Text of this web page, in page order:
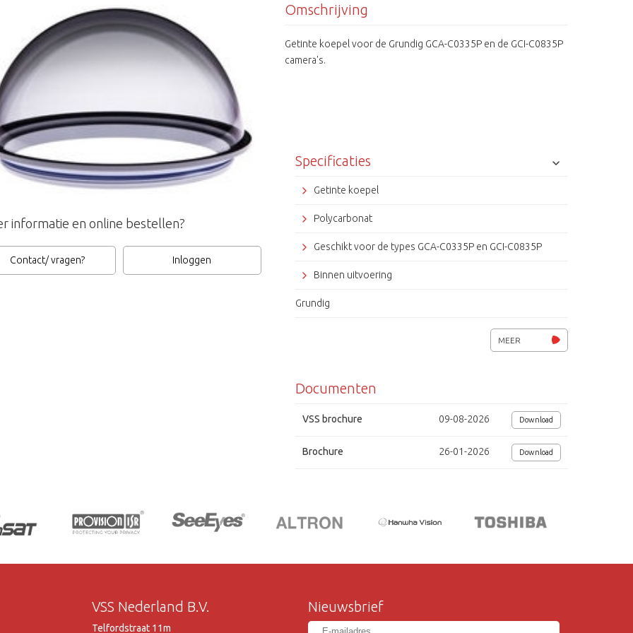
informatie en online bestellen?
Contact/ vragen? Inloggen
Omschrijving
Getinte koepel voor de Grundig GCA-C0335P en de GCI-C0835P
camera's.
Specificaties
Getinte koepel
Polycarbonat
Geschikt voor de types GCA-C0335P en GCI-C0835P
Binnen uitvoering
Grundig
MEER
Documenten
VSS brochure 09-08-2026 Download
Brochure 26-01-2026 Download
VSS Nederland B.V.
Telfordstraat 11m
Nieuwsbrief